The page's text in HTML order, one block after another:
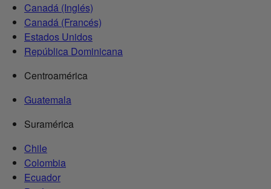
Canadá (Inglés)
Canadá (Francés)
Estados Unidos
República Dominicana
Centroamérica
Guatemala
Suramérica
Chile
Colombia
Ecuador